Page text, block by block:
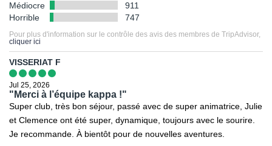
Médiocre
911
Horrible
747
Pour plus d'information sur le contrôle des avis des membres de TripAdvisor,
cliquer ici
VISSERIAT F
Jul 25, 2026
"Merci à l’équipe kappa !"
Super club, très bon séjour, passé avec de super animatrice, Julie
et Clemence ont été super, dynamique, toujours avec le sourire.
Je recommande. À bientôt pour de nouvelles aventures.